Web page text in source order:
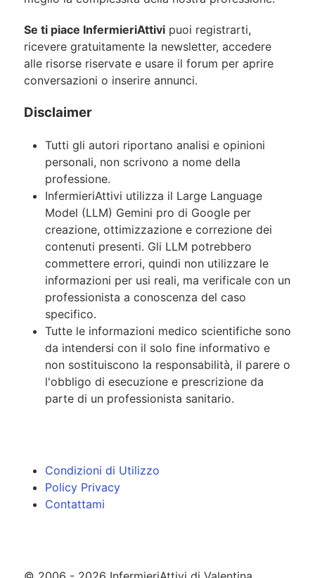
Se ti piace InfermieriAttivi puoi registrarti,
ricevere gratuitamente la newsletter, accedere
alle risorse riservate e usare il forum per aprire
conversazioni o inserire annunci.
Disclaimer
Tutti gli autori riportano analisi e opinioni
personali, non scrivono a nome della
professione.
InfermieriAttivi utilizza il Large Language
Model (LLM) Gemini pro di Google per
creazione, ottimizzazione e correzione dei
contenuti presenti. Gli LLM potrebbero
commettere errori, quindi non utilizzare le
informazioni per usi reali, ma verificale con un
professionista a conoscenza del caso
specifico.
Tutte le informazioni medico scientifiche sono
da intendersi con il solo fine informativo e
non sostituiscono la responsabilità, il parere o
l'obbligo di esecuzione e prescrizione da
parte di un professionista sanitario.
Condizioni di Utilizzo
Policy Privacy
Contattami